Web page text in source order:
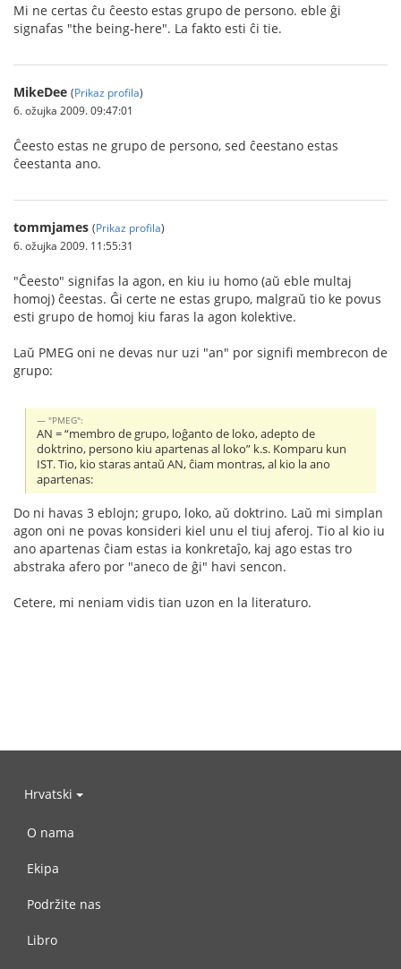
Mi ne certas ĉu ĉeesto estas grupo de persono. eble ĝi
signafas "the being-here". La fakto esti ĉi tie.
MikeDee (Prikaz profila)
6. ožujka 2009. 09:47:01
Ĉeesto estas ne grupo de persono, sed ĉeestano estas
ĉeestanta ano.
tommjames (Prikaz profila)
6. ožujka 2009. 11:55:31
"Ĉeesto" signifas la agon, en kiu iu homo (aŭ eble multaj
homoj) ĉeestas. Ĝi certe ne estas grupo, malgraŭ tio ke povus
esti grupo de homoj kiu faras la agon kolektive.
Laŭ PMEG oni ne devas nur uzi "an" por signifi membrecon de
grupo:
"PMEG":
AN = “membro de grupo, loĝanto de loko, adepto de
doktrino, persono kiu apartenas al loko” k.s. Komparu kun
IST. Tio, kio staras antaŭ AN, ĉiam montras, al kio la ano
apartenas:
Do ni havas 3 eblojn; grupo, loko, aŭ doktrino. Laŭ mi simplan
agon oni ne povas konsideri kiel unu el tiuj aferoj. Tio al kio iu
ano apartenas ĉiam estas ia konkretaĵo, kaj ago estas tro
abstraka afero por "aneco de ĝi" havi sencon.
Cetere, mi neniam vidis tian uzon en la literaturo.
Hrvatski
O nama
Ekipa
Podržite nas
Libro